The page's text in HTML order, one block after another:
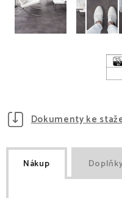
Dokumenty ke
Nákup